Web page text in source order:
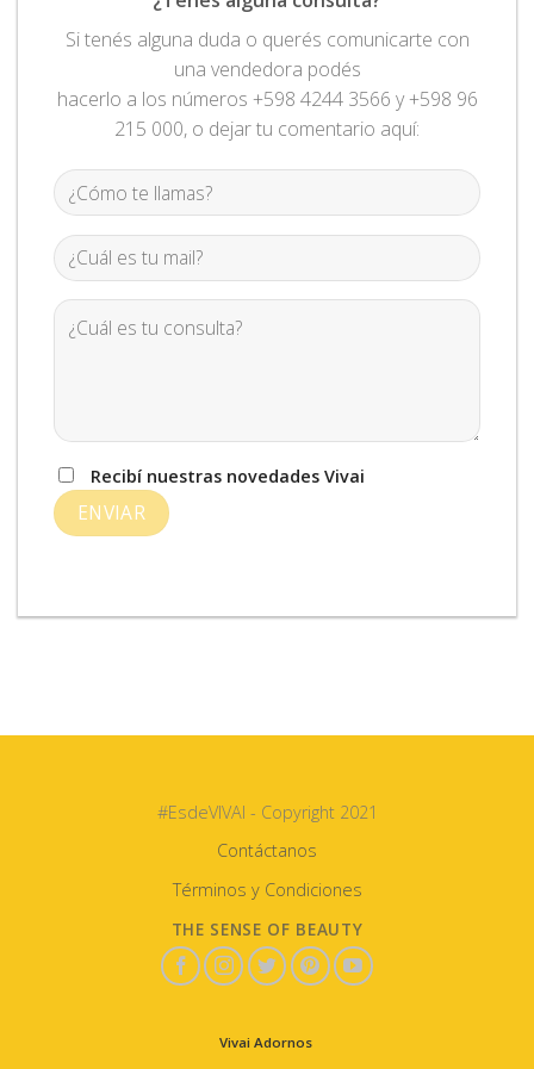
Si tenés alguna duda o querés comunicarte con
una vendedora podés
hacerlo a los números +598 4244 3566 y +598 96
215 000, o dejar tu comentario aquí:
Recibí nuestras novedades Vivai
#EsdeVIVAI - Copyright 2021
Contáctanos
Términos y Condiciones
THE SENSE OF BEAUTY
Vivai Adornos